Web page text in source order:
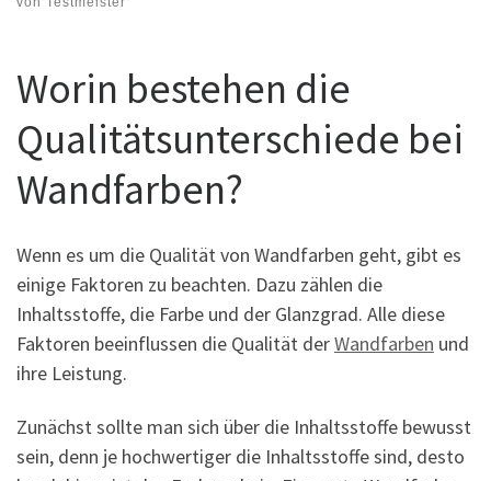
Worin bestehen die
Qualitätsunterschiede bei
Wandfarben?
Wenn es um die Qualität von Wandfarben geht, gibt es
einige Faktoren zu beachten. Dazu zählen die
Inhaltsstoffe, die Farbe und der Glanzgrad. Alle diese
Faktoren beeinflussen die Qualität derWandfarben und
ihre Leistung.
Zunächst sollte man sich über die Inhaltsstoffe bewusst
sein, denn je hochwertiger die Inhaltsstoffe sind, desto